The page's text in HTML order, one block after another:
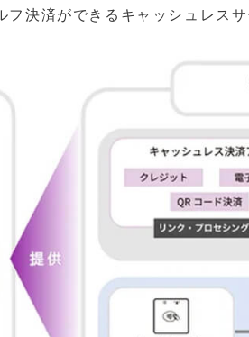
フ決済ができるキャッシュレス